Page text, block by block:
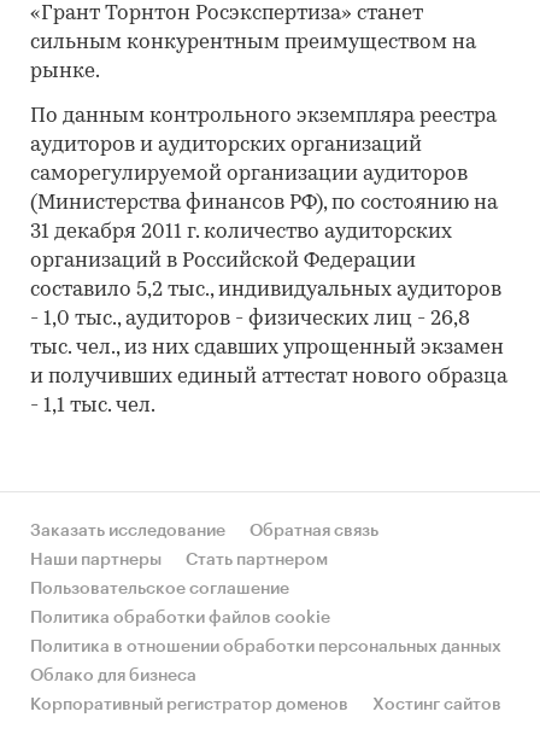
«Грант Торнтон Росэкспертиза» станет
сильным конкурентным преимуществом на
рынке.
По данным контрольного экземпляра реестра
аудиторов и аудиторских организаций
саморегулируемой организации аудиторов
(Министерства финансов РФ), по состоянию на
31 декабря 2011 г. количество аудиторских
организаций в Российской Федерации
составило 5,2 тыс., индивидуальных аудиторов
- 1,0 тыс., аудиторов - физических лиц - 26,8
тыс. чел., из них сдавших упрощенный экзамен
и получивших единый аттестат нового образца
- 1,1 тыс. чел.
Заказать исследование
Обратная связь
Наши партнеры
Стать партнером
Пользовательское соглашение
Политика обработки файлов cookie
Политика в отношении обработки персональных данных
Облако для бизнеса
Корпоративный регистратор доменов
Хостинг сайтов